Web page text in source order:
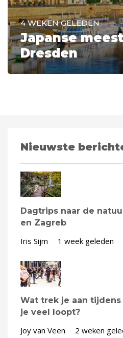
4 WEKEN GELEDEN
Japanse
Dresden
Nieuwste
Dagtrips naar de
en Zagreb
Iris Sijm 1 week geleden
Wat trek je aan
je veel loopt?
Joy van Veen 2 weken